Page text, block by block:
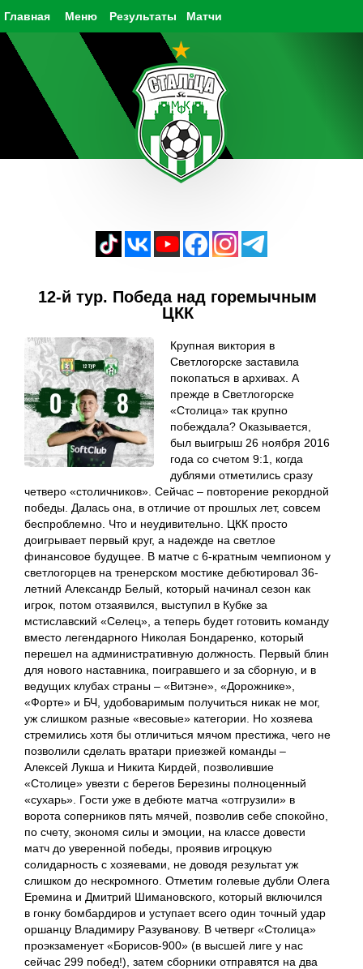
Главная Результаты Матчи
Меню
12-й тур. Победа над горемычным
ЦКК
Крупная виктория в
Светлогорске заставила
покопаться в архивах. А
прежде в Светлогорске
«Столица» так крупно
побеждала? Оказывается,
был выигрыш 26 ноября 2016
года со счетом 9:1, когда
дублями отметились сразу
четверо «столичников». Сейчас – повторение рекордной
победы. Далась она, в отличие от прошлых лет, совсем
беспроблемно. Что и неудивительно. ЦКК просто
доигрывает первый круг, а надежде на светлое
финансовое будущее. В матче с 6-кратным чемпионом у
светлогорцев на тренерском мостике дебютировал 36-
летний Александр Белый, который начинал сезон как
игрок, потом отзаявился, выступил в Кубке за
мстиславский «Селец», а теперь будет готовить команду
вместо легендарного Николая Бондаренко, который
перешел на административную должность. Первый блин
для нового наставника, поигравшего и за сборную, и в
ведущих клубах страны – «Витэне», «Дорожнике»,
«Форте» и БЧ, удобоваримым получиться никак не мог,
уж слишком разные «весовые» категории. Но хозяева
стремились хотя бы отличиться мячом престижа, чего не
позволили сделать вратари приезжей команды –
Алексей Лукша и Никита Кирдей, позволившие
«Столице» увезти с берегов Березины полноценный
«сухарь». Гости уже в дебюте матча «отгрузили» в
ворота соперников пять мячей, позволив себе спокойно,
по счету, экономя силы и эмоции, на классе довести
матч до уверенной победы, проявив игроцкую
солидарность с хозяевами, не доводя результат уж
слишком до нескромного. Отметим голевые дубли Олега
Еремина и Дмитрий Шимановского, который включился
в гонку бомбардиров и уступает всего один точный удар
оршанцу Владимиру Разуванову. В четверг «Столица»
проэкзаменует «Борисов-900» (в высшей лиге у нас
сейчас 299 побед!), затем сборники отправятся на два